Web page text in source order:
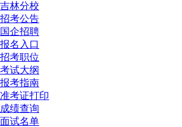
吉林分校
招考公告
国企招聘
报名入口
招考职位
考试大纲
报考指南
准考证打印
成绩查询
面试名单